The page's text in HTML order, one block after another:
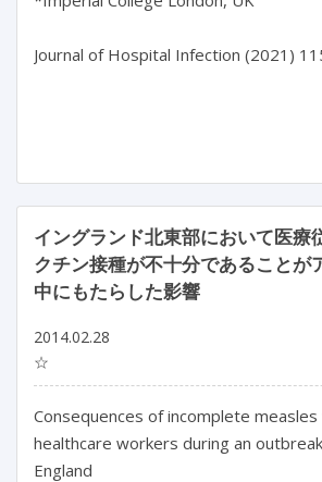
Journal of Hospital Infection (2021)
イングランド北東部において医療
クチン接種が不十分であることが
中にもたらした影響
2014.02.28
☆
Consequences of incomplete measles
healthcare workers during an
England